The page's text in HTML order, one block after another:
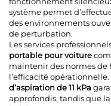
système permet
des environnements
de perturbation.
Les services
portable pour voiture
maintenir des normes
l’efficacité
d’aspiration de 11 kPa
approfondis, tandis que